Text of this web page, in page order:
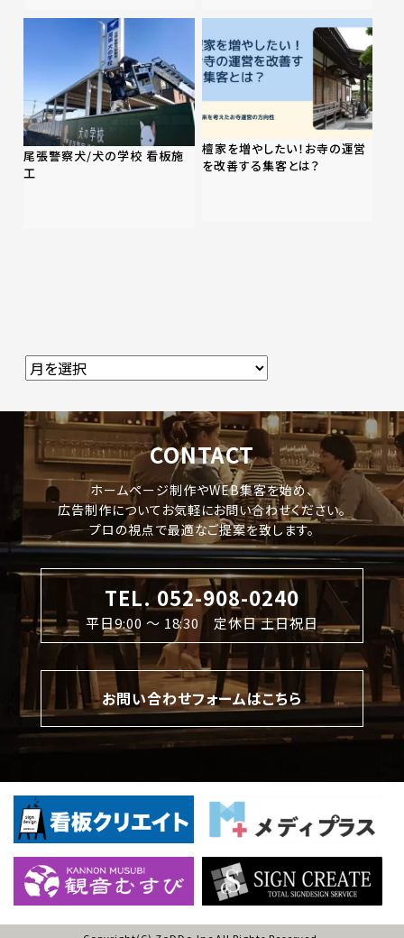
尾張警察犬/犬の学校 看板施
工
檀家を増やしたい！お寺の運営
を改善する集客とは？
CONTACT
ホームページ制作やWEB集客を始め、
広告制作についてお気軽にお問い合わせください。
プロの視点で最適なご提案を致します。
TEL. 052-908-0240
平日9:00 〜 18:30 定休日 土日祝日
お問い合わせフォームはこちら